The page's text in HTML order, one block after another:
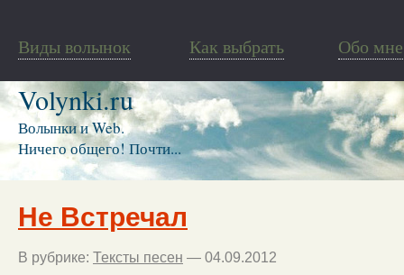
Виды волынок Как выбрать Обо мне
Volynki.ru
Волынки и Web.
Ничего общего! Почти...
Не Встречал
В рубрике: Тексты песен — 04.09.2012